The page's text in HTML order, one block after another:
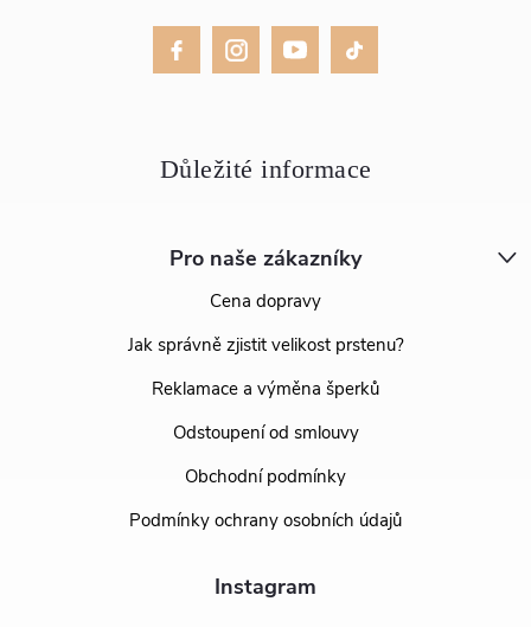
Pro naše zákazníky
Cena dopravy
Jak správně zjistit velikost prstenu?
Reklamace a výměna šperků
Odstoupení od smlouvy
Obchodní podmínky
Podmínky ochrany osobních údajů
Instagram